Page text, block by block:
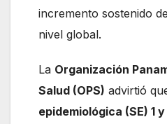
incremento sostenido
nivel global.
La Organización
Salud (OPS) advirtió
epidemiológica (SE) 1